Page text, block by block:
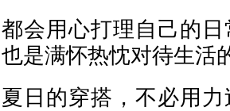
都会用心打理自己的
也是满怀热忱对待生活
夏日的穿搭，不必用